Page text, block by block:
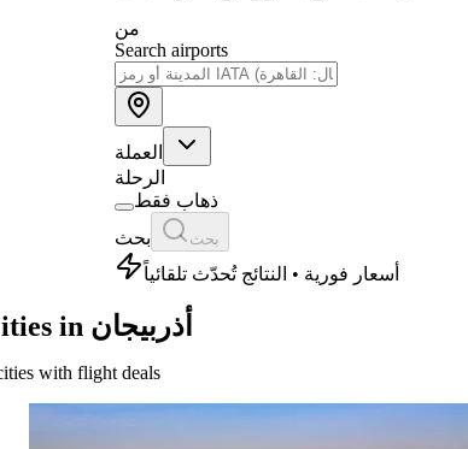
من
Search airports
العملة
الرحلة
ذهاب فقط
بحث
بحث
أسعار فورية • النتائج تُحدّث تلقائياً
Cities in أذربيجان
with flight deals